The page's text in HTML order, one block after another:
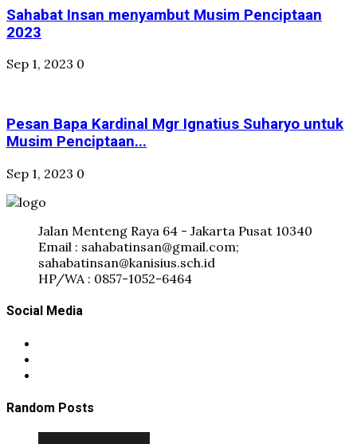
Sahabat Insan menyambut Musim Penciptaan
2023
Sep 1, 2023 0
Pesan Bapa Kardinal Mgr Ignatius Suharyo untuk
Musim Penciptaan...
Sep 1, 2023 0
Jalan Menteng Raya 64 - Jakarta Pusat 10340
Email : sahabatinsan@gmail.com;
sahabatinsan@kanisius.sch.id
HP/WA : 0857-1052-6464
Social Media
Random Posts